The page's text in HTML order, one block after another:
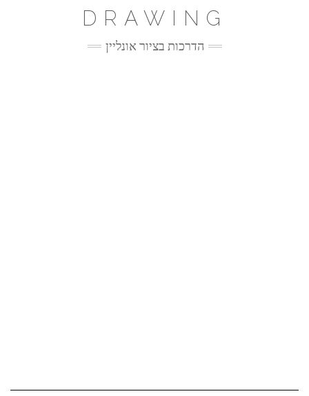
DRAWING
הדרכות בציור אונליין